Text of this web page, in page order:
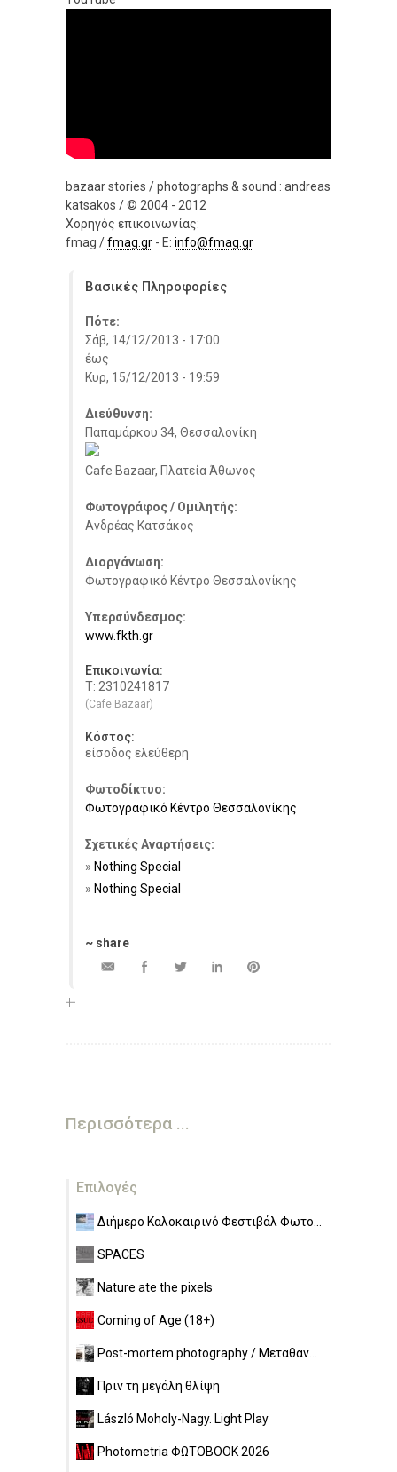
bazaar stories / photographs & sound : andreas
katsakos / © 2004 - 2012
Χορηγός επικοινωνίας:
fmag /fmag.gr - E: info@fmag.gr
Βασικές Πληροφορίες
Πότε:
Σάβ, 14/12/2013 - 17:00
έως
Κυρ, 15/12/2013 - 19:59
Διεύθυνση:
Παπαμάρκου 34, Θεσσαλονίκη
Cafe Bazaar, Πλατεία Άθωνος
Φωτογράφος / Ομιλητής:
Ανδρέας Κατσάκος
Διοργάνωση:
Φωτογραφικό Κέντρο Θεσσαλονίκης
Υπερσύνδεσμος:
www.fkth.gr
Επικοινωνία:
Τ: 2310241817
(Cafe Bazaar)
Κόστος:
είσοδος ελεύθερη
Φωτοδίκτυο:
Φωτογραφικό Κέντρο Θεσσαλονίκης
Σχετικές Αναρτήσεις:
Nothing Special
Nothing Special
~ share
Περισσότερα ...
Επιλογές
Διήμερο Καλοκαιρινό Φεστιβάλ Φωτο...
SPACES
Nature ate the pixels
Coming of Age (18+)
Post-mortem photography / Μεταθαν...
Πριν τη μεγάλη θλίψη
László Moholy-Nagy. Light Play
Photometria ΦΩΤΟBOOK 2026